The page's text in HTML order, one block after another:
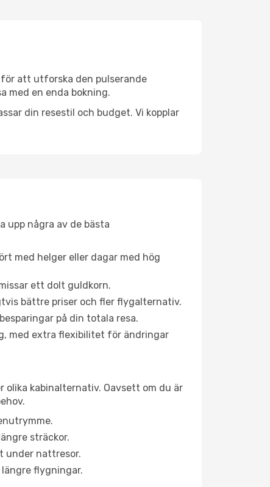
för att utforska den pulserande
med en enda bokning.
din resestil och budget. Vi kopplar
upp några av de bästa
med helger eller dagar med hög
ett dolt guldkorn.
bättre priser och fler flygalternativ.
på din totala resa.
med extra flexibilitet för ändringar
kabinalternativ. Oavsett om du är
sträckor.
under nattresor.
flygningar.